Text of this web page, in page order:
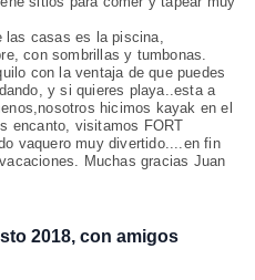
las casas es la piscina,
con sombrillas y tumbonas.
con la ventaja de que puedes
y si quieres playa..esta a
hicimos kayak en el
encanto, visitamos FORT
vaquero muy divertido....en fin
Muchas gracias Juan
2018, con amigos